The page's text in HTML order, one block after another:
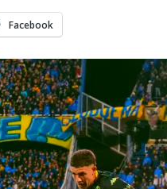
Facebook